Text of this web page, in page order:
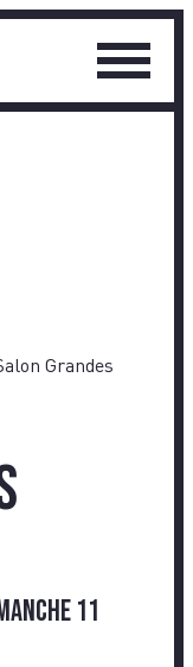
Ouvrir
le
Grandes
11